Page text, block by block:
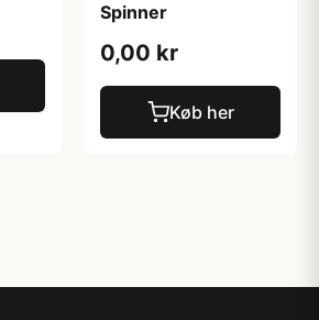
Spinner
0,00 kr
Køb her